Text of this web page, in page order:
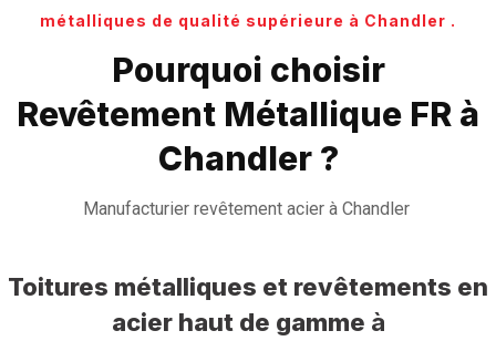
métalliques de qualité supérieure à Chandler .
Pourquoi choisir
Revêtement Métallique FR à
Chandler ?
Manufacturier revêtement acier à Chandler
Toitures métalliques et revêtements en
acier haut de gamme à